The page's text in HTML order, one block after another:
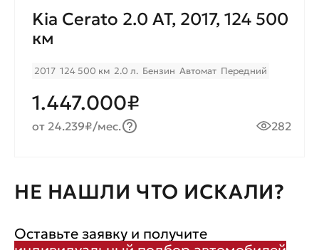
Kia Cerato 2.0 AT, 2017, 124 500
км
2017 124 500 км 2.0 л. Бензин Автомат Передний
1.447.000₽
от 24.239₽/мес. 282
НЕ НАШЛИ ЧТО ИСКАЛИ?
Оставьте заявку и получите